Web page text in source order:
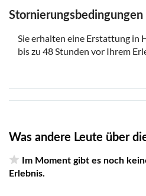
Stornierungsbedingungen
Sie erhalten eine Erstattung in
bis zu 48 Stunden vor Ihrem
Was andere Leute über
Im Moment gibt es noch
Erlebnis.